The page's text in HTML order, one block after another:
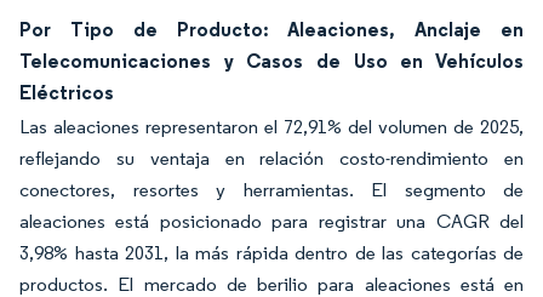
Por Tipo de Producto: Aleaciones, Anclaje en
Telecomunicaciones y Casos de Uso en Vehículos
Eléctricos
Las aleaciones representaron el 72,91% del volumen de 2025,
reflejando su ventaja en relación costo-rendimiento en
conectores, resortes y herramientas. El segmento de
aleaciones está posicionado para registrar una CAGR del
3,98% hasta 2031, la más rápida dentro de las categorías de
productos. El mercado de berilio para aleaciones está en